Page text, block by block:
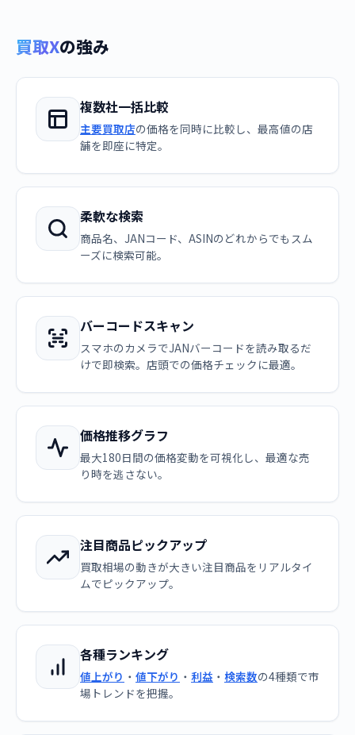
買取Xの強み
複数社一括比較
主要買取店の価格を同時に比較し、最高値の店
舗を即座に特定。
柔軟な検索
商品名、JANコード、ASINのどれからでもスム
ーズに検索可能。
バーコードスキャン
スマホのカメラでJANバーコードを読み取るだ
けで即検索。店頭での価格チェックに最適。
価格推移グラフ
最大180日間の価格変動を可視化し、最適な売
り時を逃さない。
注目商品ピックアップ
買取相場の動きが大きい注目商品をリアルタイ
ムでピックアップ。
各種ランキング
値上がり ・ 値下がり ・ 利益 ・ 検索数の4種類で市
場トレンドを把握。